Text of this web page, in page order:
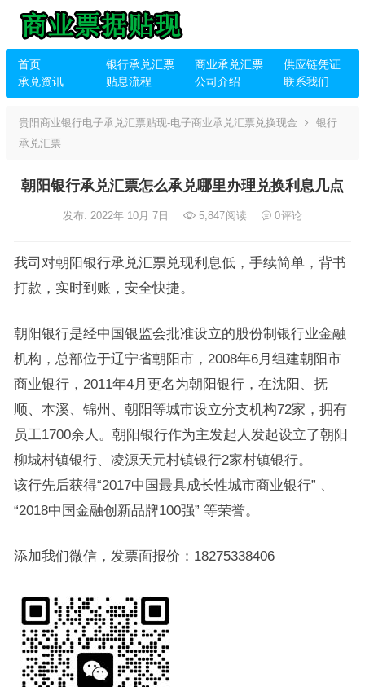
首页 银行承兑汇票 商业承兑汇票
供应链凭证
承兑资讯
贴息流程 公司介绍 联系我们
贵阳商业银行电子承兑汇票贴现-电子商业承兑汇票兑换现金
银行
承兑汇票
朝阳银行承兑汇票怎么承兑哪里办理兑换利息几点
发布: 2022年 10月 7日 5,847阅读 0评论
我司对朝阳银行承兑汇票兑现利息低，手续简单，背书
打款，实时到账，安全快捷。
朝阳银行是经中国银监会批准设立的股份制银行业金融
机构，总部位于辽宁省朝阳市，2008年6月组建朝阳市
商业银行，2011年4月更名为朝阳银行，在沈阳、抚
顺、本溪、锦州、朝阳等城市设立分支机构72家，拥有
员工1700余人。朝阳银行作为主发起人发起设立了朝阳
柳城村镇银行、凌源天元村镇银行2家村镇银行。
该行先后获得“2017中国最具成长性城市商业银行” 、
“2018中国金融创新品牌100强” 等荣誉。
添加我们微信，发票面报价：18275338406